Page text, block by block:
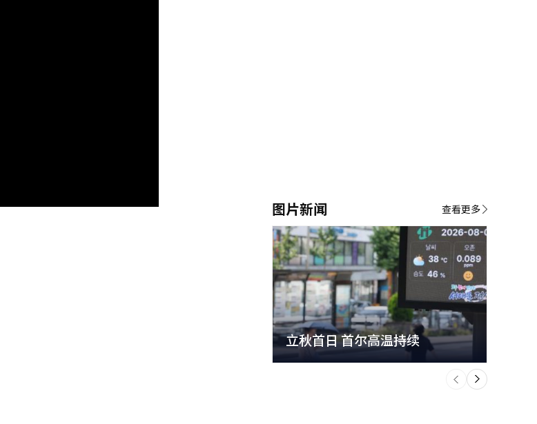
图片新闻
立秋首日 首尔高温持续
下
一
个
查看更多